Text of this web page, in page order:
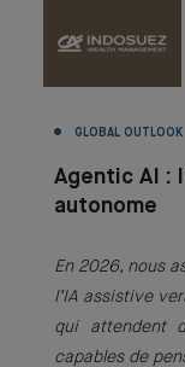
GLOBAL OUTLOOK
Agentic AI :
autonome
En 2026, nous
l’IA assistive
qui attendent
capables de